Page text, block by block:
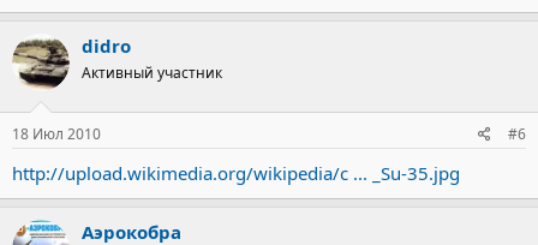
didro
Активный участник
18 Июл 2010 #6
http://upload.wikimedia.org/wikipedia/c ... _Su-35.jpg
Аэрокобра